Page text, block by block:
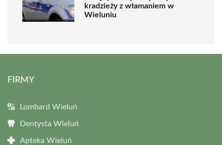
kradzieży z włamaniem w
Wieluniu
FIRMY
Lombard Wieluń
Dentysta Wieluń
Apteka Wieluń